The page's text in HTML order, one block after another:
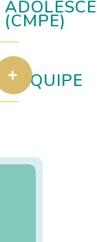
(CMPE)
L'ÉQUIPE